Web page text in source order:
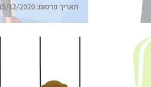
תאריך פרסום: 15/12/2020